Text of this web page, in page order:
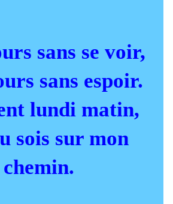
sans se voir,
sans espoir.
lundi matin,
sois sur mon
chemin.